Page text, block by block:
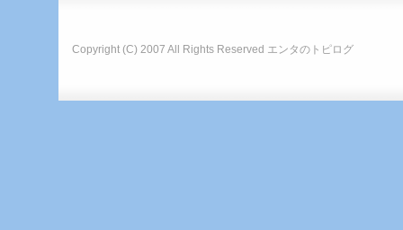
Copyright (C) 2007 All Rights Reserved エンタのトピログ